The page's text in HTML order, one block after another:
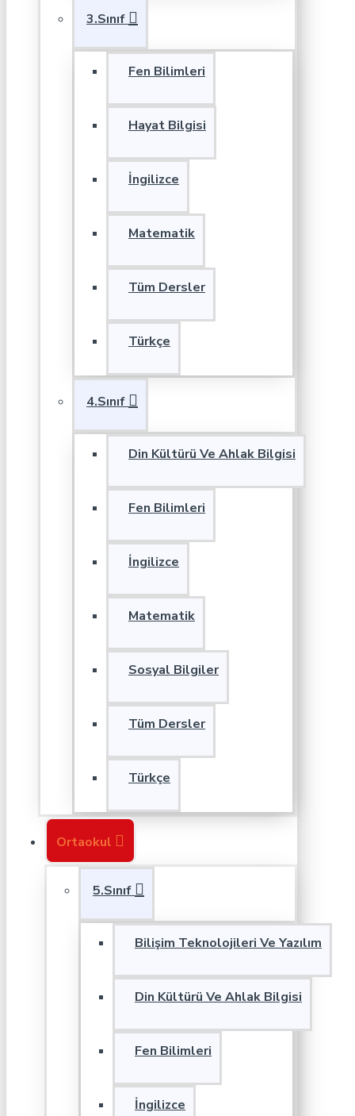
3.Sınıf
Fen Bilimleri
Hayat Bilgisi
İngilizce
Matematik
Tüm Dersler
Türkçe
4.Sınıf
Din Kültürü Ve Ahlak Bilgisi
Fen Bilimleri
İngilizce
Matematik
Sosyal Bilgiler
Tüm Dersler
Türkçe
Ortaokul
5.Sınıf
Bilişim Teknolojileri Ve Yazılım
Din Kültürü Ve Ahlak Bilgisi
Fen Bilimleri
İngilizce